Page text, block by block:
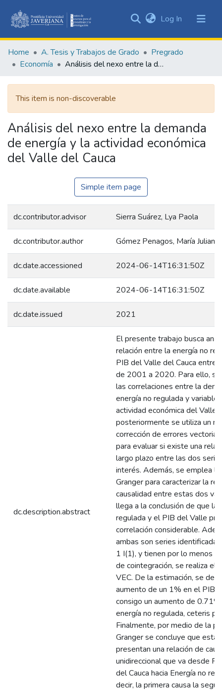
&
Collections
Statistics
Log In (current)
Home A. Tesis y Trabajos de Grado
Pregrado
Economía
Análisis del nexo entre la demanda de energía y la actividad económica del Valle del Cauca
This item is non-discoverable
Análisis del nexo entre la demanda
de energía y la actividad económica
del Valle del Cauca
Simple item page
dc.contributor.advisor Sierra Suárez, Lya Paola
dc.contributor.author Gómez Penagos, María Juliana
dc.date.accessioned 2024-06-14T16:31:50Z
dc.date.available 2024-06-14T16:31:50Z
dc.date.issued 2021
dc.description.abstract
El presente trabajo busca
relación entre la energía no
PIB del Valle del Cauca entre
de 2001 a 2020. Para ello, se
las correlaciones entre la
energía no regulada y
actividad económica del Valle y
posteriormente se utiliza un
corrección de errores
para evaluar si existe una
largo plazo entre las dos
interés. Además, se emplea
Granger para caracterizar la
causalidad entre estas dos
llega a la conclusión de que la
regulada y el PIB del Valle
correlación considerable.
ambas son series
1 I(1), y tienen por lo menos
de cointegración, se realiza el
VEC. De la estimación, se
aumento de un 1% en el PIB
consigo un aumento de
energía no regulada, ceteris
Finalmente, por medio de la
Granger se concluye que
presentan una relación de
unidireccional que va desde
del Cauca hacia Energía no
decir, la primera causa la